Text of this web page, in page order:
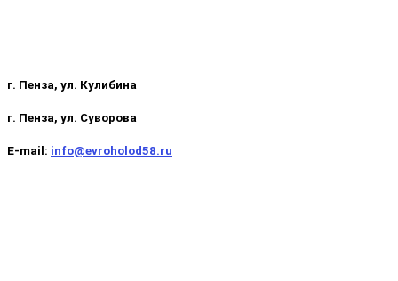
г. Пенза, ул. Кулибина
г. Пенза, ул. Суворова
E-mail: info@evroholod58.ru